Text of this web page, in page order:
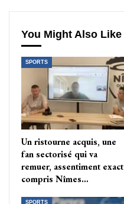
You Might Also Like
SPORTS
Un ristourne acquis, une
fan sectorisé qui va
remuer, assentiment exact
compris Nîmes…
SPORTS